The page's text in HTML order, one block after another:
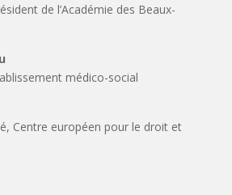
de l’Académie des Beaux-
médico-social
Centre européen pour le droit et